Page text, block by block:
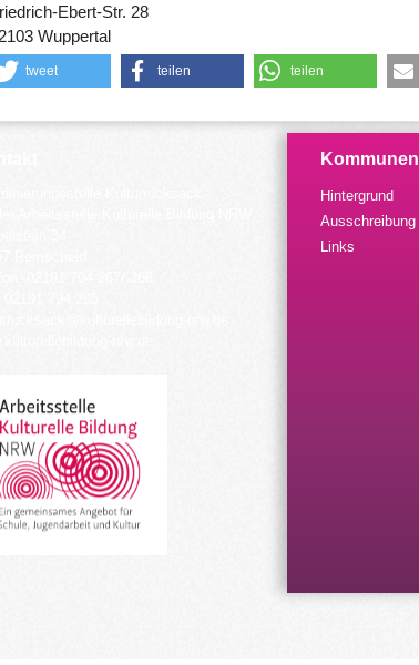
Ebert-Str. 28
Wuppertal
tweet teilen teilen
Kommunen
Hintergrund
Ausschreibung
Links